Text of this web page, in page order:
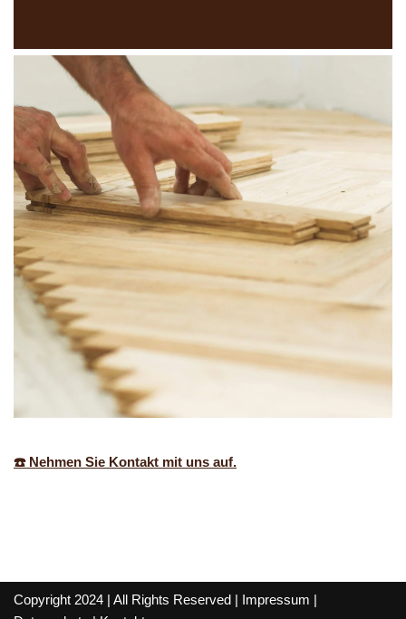
☎️ Nehmen Sie Kontakt mit uns auf.
Copyright 2024 | All Rights Reserved | Impressum |